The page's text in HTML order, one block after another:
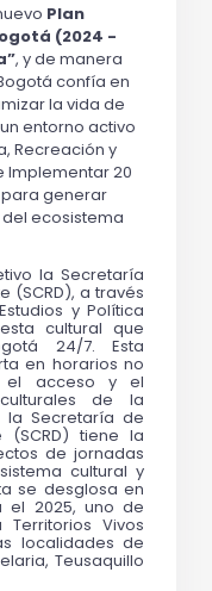
Plan
(2024 -
, y de manera
confía en
la vida de
entorno activo
Recreación y
Implementar 20
generar
ecosistema
la Secretaría
(SCRD), a través
y Política
cultural que
24/7. Esta
en horarios no
el acceso y el
de la
la Secretaría de
(SCRD) tiene la
de jornadas
cultural y
se desglosa en
el 2025, uno de
Vivos
localidades de
Teusaquillo